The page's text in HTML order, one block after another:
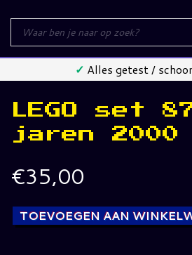
Producten
zoeken
✓ Alles getest /
LEGO set
jaren 2000
€35,00
TOEVOEGEN AAN